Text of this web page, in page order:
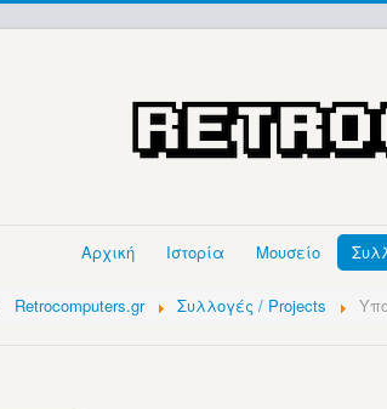
Αρχική Ιστορία Μουσείο
Retrocomputers.gr Συλλογές / Projects